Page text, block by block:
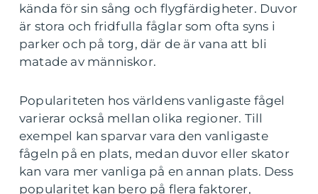
kända för sin sång och flygfärdigheter. Duvor
är stora och fridfulla fåglar som ofta syns i
parker och på torg, där de är vana att bli
matade av människor.
Populariteten hos världens vanligaste fågel
varierar också mellan olika regioner. Till
exempel kan sparvar vara den vanligaste
fågeln på en plats, medan duvor eller skator
kan vara mer vanliga på en annan plats. Dess
popularitet kan bero på flera faktorer,